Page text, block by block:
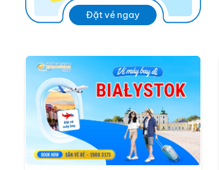
>> Liên hệ Hotline đặt vé1900 3173
Đặt vé ngay